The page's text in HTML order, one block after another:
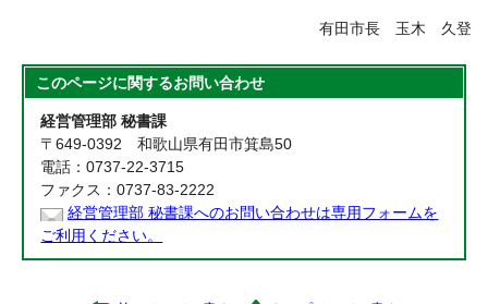
有田市長 玉木 久登
このページに関するお問い合わせ
経営管理部 秘書課
〒649-0392 和歌山県有田市箕島50
電話：0737-22-3715
ファクス：0737-83-2222
経営管理部 秘書課へのお問い合わせは専用フォームを
ご利用ください。